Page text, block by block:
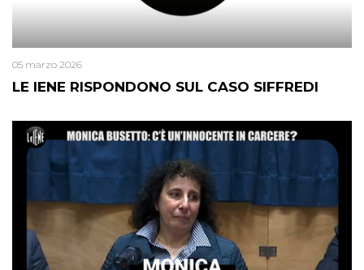
LE IENE RISPONDONO SUL CASO SIFFREDI
05 marzo 2026